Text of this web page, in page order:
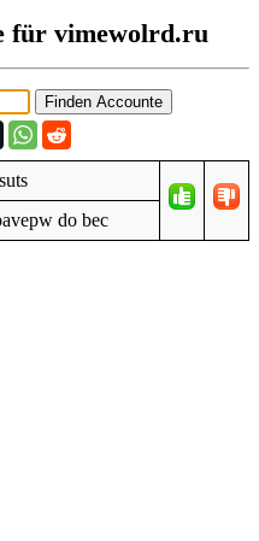
für vimewolrd.ru
do bec